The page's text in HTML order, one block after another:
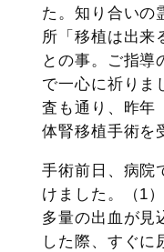
た。知り合いの
所「移植は出来
との事。ご指導
で一心に祈りま
査も通り、昨年
体腎移植手術を
手術前日、病院
けました。（1
多量の出血が見
した際、すぐに